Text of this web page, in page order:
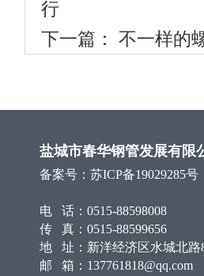
行
下一篇：
不一样的
盐城市春华钢管发展有限
备案号： 苏ICP备19029285号
电 话：0515-88598008
传 真：0515-88599656
地 址：新洋经济区水城北路
邮 箱：137761818@qq.com